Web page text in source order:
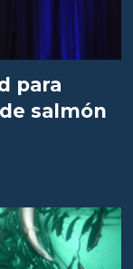
para
salmón